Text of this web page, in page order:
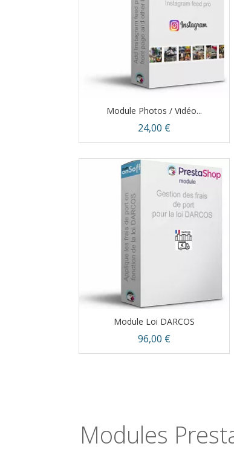
Module Photos / Vidéo...
Prix
24,00 €
Aperçu rapide
Module Loi DARCOS
Prix
96,00 €
Modules